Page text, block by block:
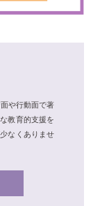
や行動面で著
教育的支援を
なくありませ